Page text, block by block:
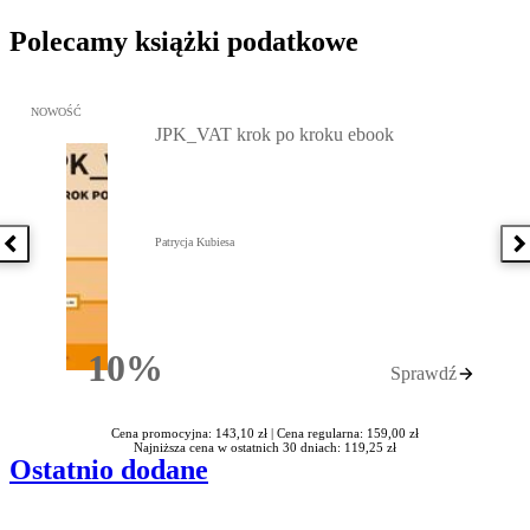
Polecamy książki podatkowe
Poprzednia książka
Przejdź do: JPK_VAT krok po kroku ebook, Patrycja Kubiesa -
NOWOŚĆ
10%Rabatu
JPK_VAT krok po kroku ebook
Patrycja Kubiesa
Sprawdź
Cena promocyjna: 143,10 zł | Cena regularna: 159,00 zł
Najniższa cena w ostatnich 30 dniach: 119,25 zł
Ostatnio dodane